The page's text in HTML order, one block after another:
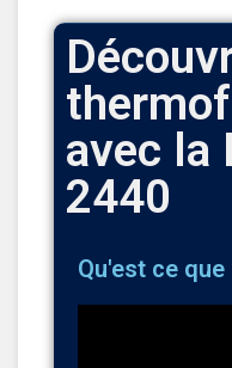
avec la
2440
Qu'est ce